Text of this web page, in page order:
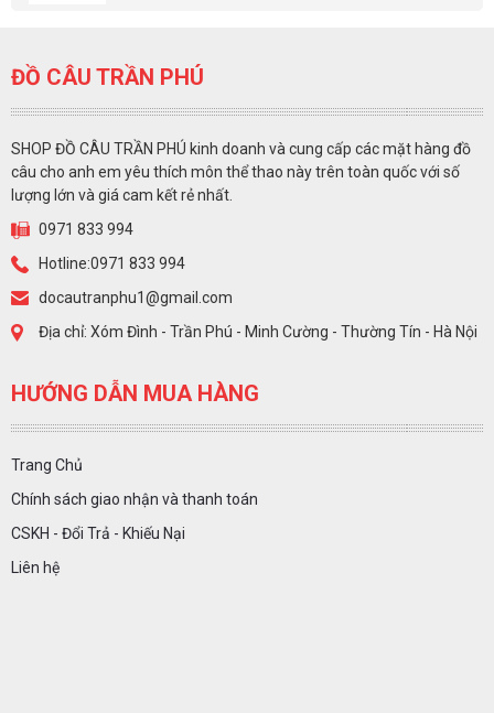
ĐỒ CÂU TRẦN PHÚ
SHOP ĐỒ CÂU TRẦN PHÚ kinh doanh và cung cấp các mặt hàng đồ
câu cho anh em yêu thích môn thể thao này trên toàn quốc với số
lượng lớn và giá cam kết rẻ nhất.
0971 833 994
Hotline:0971 833 994
docautranphu1@gmail.com
Địa chỉ: Xóm Đình - Trần Phú - Minh Cường - Thường Tín - Hà Nội
HƯỚNG DẪN MUA HÀNG
Trang Chủ
Chính sách giao nhận và thanh toán
CSKH - Đổi Trả - Khiếu Nại
Liên hệ